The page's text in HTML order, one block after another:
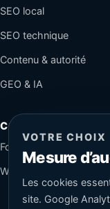
SEO local
SEO technique
Contenu & autorité
GEO & IA
CONTACT
Formulaire sécurisé
WhatsApp
VOTRE CHOIX
Mesure
Les cookies
site. Google